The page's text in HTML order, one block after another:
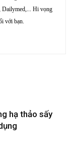
Dailymed,... Hi vọng
với bạn.
hạ thảo sấy